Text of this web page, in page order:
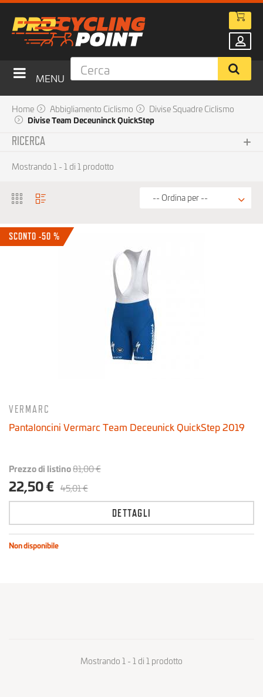
MENU
Home Abbigliamento Ciclismo Divise Squadre Ciclismo
Divise Team Deceuninck QuickStep
RICERCA
Sottocategoria
Brand
45 € - 60 €
Mostrando 1 - 1 di 1 prodotto
SCONTO -50 %
VERMARC
Pantaloncini Vermarc Team Deceunick QuickStep 2019
Prezzo di listino81,00 €
22,50 € 45,01 €
DETTAGLI
Non disponibile
Mostrando 1 - 1 di 1 prodotto